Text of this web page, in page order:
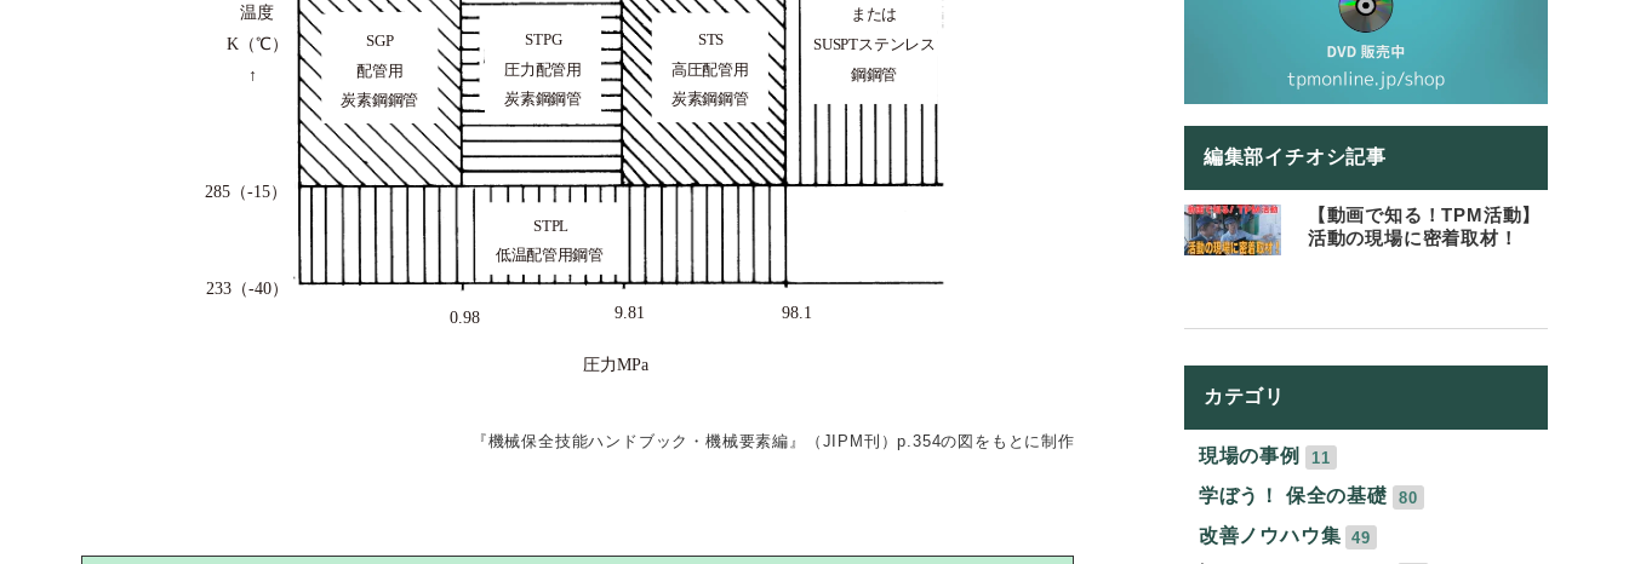
『機械保全技能ハンドブック・機械要素編』（JIPM刊）p.354の図をもとに制作
編集部イチオシ記事
【動画で知る！TPM活動】
活動の現場に密着取材！
カテゴリ
現場の事例 11
学ぼう！ 保全の基礎 80
改善ノウハウ集 49